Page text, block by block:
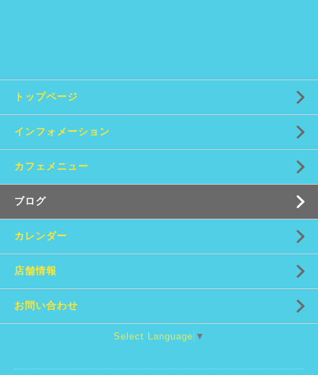
トップページ
インフォメーション
カフェメニュー
ブログ
カレンダー
店舗情報
お問い合わせ
Select Language ▼